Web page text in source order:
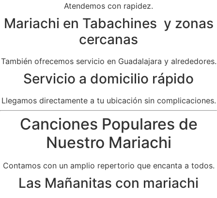
Atendemos con rapidez.
Mariachi en Tabachines y zonas
cercanas
También ofrecemos servicio en Guadalajara y alrededores.
Servicio a domicilio rápido
Llegamos directamente a tu ubicación sin complicaciones.
Canciones Populares de
Nuestro Mariachi
Contamos con un amplio repertorio que encanta a todos.
Las Mañanitas con mariachi